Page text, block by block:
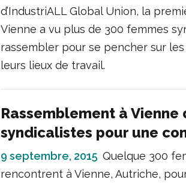
d’IndustriALL Global Union, la
Vienne a vu plus de 300 femmes
rassembler pour se pencher sur
leurs lieux de travail.
Rassemblement à
syndicalistes pour une
9 septembre, 2015 Quelque 300
rencontrent à Vienne, Autriche,